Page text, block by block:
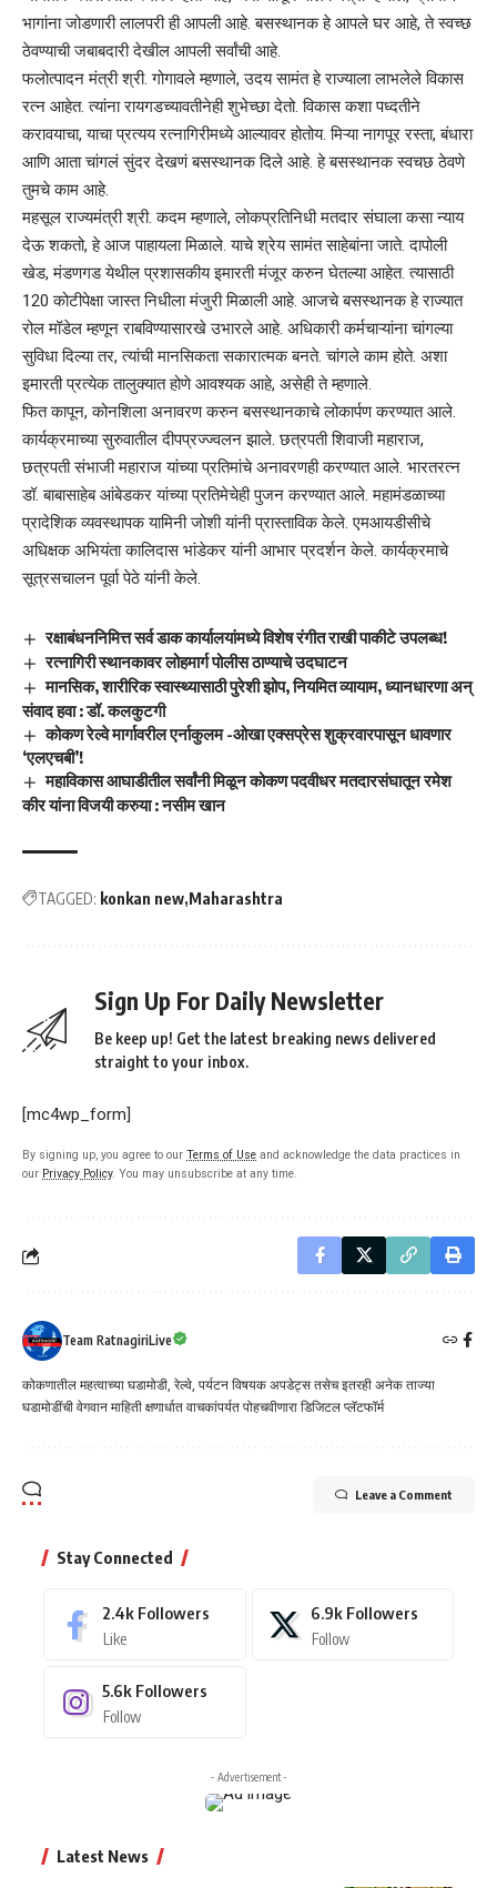
भागांना जोडणारी लालपरी ही आपली आहे. बसस्थानक हे आपले घर आहे, ते स्वच्छ
ठेवण्याची जबाबदारी देखील आपली सर्वांची आहे.
फलोत्पादन मंत्री श्री. गोगावले म्हणाले, उदय सामंत हे राज्याला लाभलेले विकास
रत्न आहेत. त्यांना रायगडच्यावतीनेही शुभेच्छा देतो. विकास कशा पध्दतीने
करावयाचा, याचा प्रत्यय रत्नागिरीमध्ये आल्यावर होतोय. मिऱ्या नागपूर रस्ता, बंधारा
आणि आता चांगलं सुंदर देखणं बसस्थानक दिले आहे. हे बसस्थानक स्वचछ ठेवणे
तुमचे काम आहे.
महसूल राज्यमंत्री श्री. कदम म्हणाले, लोकप्रतिनिधी मतदार संघाला कसा न्याय
देऊ शकतो, हे आज पाहायला मिळाले. याचे श्रेय सामंत साहेबांना जाते. दापोली
खेड, मंडणगड येथील प्रशासकीय इमारती मंजूर करुन घेतल्या आहेत. त्यासाठी
120 कोटीपेक्षा जास्त निधीला मंजुरी मिळाली आहे. आजचे बसस्थानक हे राज्यात
रोल मॉडेल म्हणून राबविण्यासारखे उभारले आहे. अधिकारी कर्मचाऱ्यांना चांगल्या
सुविधा दिल्या तर, त्यांची मानसिकता सकारात्मक बनते. चांगले काम होते. अशा
इमारती प्रत्येक तालुक्यात होणे आवश्यक आहे, असेही ते म्हणाले.
फित कापून, कोनशिला अनावरण करुन बसस्थानकाचे लोकार्पण करण्यात आले.
कार्यक्रमाच्या सुरुवातील दीपप्रज्ज्वलन झाले. छत्रपती शिवाजी महाराज,
छत्रपती संभाजी महाराज यांच्या प्रतिमांचे अनावरणही करण्यात आले. भारतरत्न
डॉ. बाबासाहेब आंबेडकर यांच्या प्रतिमेचेही पुजन करण्यात आले. महामंडळाच्या
प्रादेशिक व्यवस्थापक यामिनी जोशी यांनी प्रास्ताविक केले. एमआयडीसीचे
अधिक्षक अभियंता कालिदास भांडेकर यांनी आभार प्रदर्शन केले. कार्यक्‌रमाचे
सूत्रसचालन पूर्वा पेठे यांनी केले.
रक्षाबंधननिमित्त सर्व डाक कार्यालयांमध्ये विशेष रंगीत राखी पाकीटे उपलब्ध!
रत्नागिरी स्थानकावर लोहमार्ग पोलीस ठाण्याचे उदघाटन
मानसिक, शारीरिक स्वास्थ्यासाठी पुरेशी झोप, नियमित व्यायाम, ध्यानधारणा अन्
संवाद हवा : डॉ. कलकुटगी
कोकण रेल्वे मार्गावरील एर्नाकुलम -ओखा एक्सप्रेस शुक्रवारपासून धावणार
‘एलएचबी’!
महाविकास आघाडीतील सर्वांनी मिळून कोकण पदवीधर मतदारसंघातून रमेश
कीर यांना विजयी करुया : नसीम खान
TAGGED: konkan new Maharashtra
Sign Up For Daily Newsletter
Be keep up! Get the latest breaking news delivered
straight to your inbox.
[mc4wp_form]
By signing up, you agree to our Terms of Use and acknowledge the data practices in
our Privacy Policy. You may unsubscribe at any time.
Team RatnagiriLive
कोकणातील महत्वाच्या घडामोडी, रेल्वे, पर्यटन विषयक अपडेट्स तसेच इतरही अनेक ताज्या
घडामोडींची वेगवान माहिती क्षणार्धात वाचकांपर्यत पोहचवीणारा डिजिटल प्लॅटफॉर्म
Leave a Comment
Stay Connected
2.4k Followers
Like
6.9k Followers
Follow
5.6k Followers
Follow
- Advertisement -
Latest News